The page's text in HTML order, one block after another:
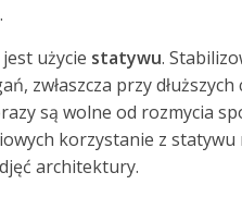
użycie statywu.
zwłaszcza przy
są wolne od rozmycia
korzystanie z statywu
architektury.